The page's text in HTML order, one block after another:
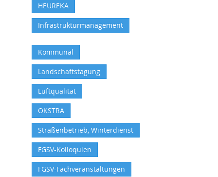
HEUREKA
Infrastrukturmanagement
Kommunal
Landschaftstagung
Luftqualität
OKSTRA
Straßenbetrieb, Winterdienst
FGSV-Kolloquien
FGSV-Fachveranstaltungen